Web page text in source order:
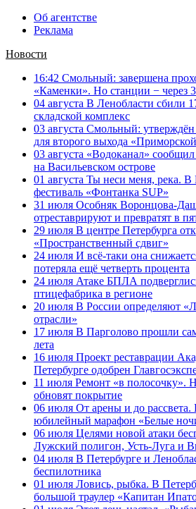
Об агентстве
Реклама
Новости
16:42 Смольный: завершена
«Каменки». Но станции − через 3
04 августа В Ленобласти сбили
складской комплекс
03 августа Смольный: утверждён
для второго выхода
03 августа «Водоканал» сообщил
на Васильевском острове
01 августа Ты неси меня, река. В
фестиваль «Фонтанка SUP»
31 июля Особняк Воронцова-
отреставрируют и превратят в
29 июля В центре Петербурга
«Пространственный сдвиг»
24 июля И всё-таки она
потеряла ещё четверть процента
24 июля Атаке БПЛА
птицефабрика в регионе
20 июля В России определяют
отрасли»
17 июля В Парголово прошли
лета
16 июля Проект реставрации
Петербурге одобрен
11 июля Ремонт «в полосочку».
обновят покрытие
06 июля От арены и до рассвета.
юбилейный марафон «Белые
06 июля Целями новой атаки
Лужский полигон, Усть-Луга и
04 июля В Петербурге и
беспилотника
01 июля Ловись, рыбка. В
большой траулер «Капитан